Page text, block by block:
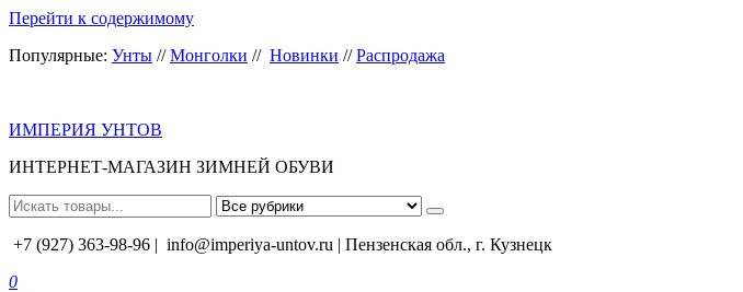
Перейти к содержимому
Популярные: Унты //Монголки // Новинки //Распродажа
ИМПЕРИЯ УНТОВ
ИНТЕРНЕТ-МАГАЗИН ЗИМНЕЙ ОБУВИ
+7 (927) 363-98-96 | info@imperiya-untov.ru | Пензенская обл., г. Кузнецк
0